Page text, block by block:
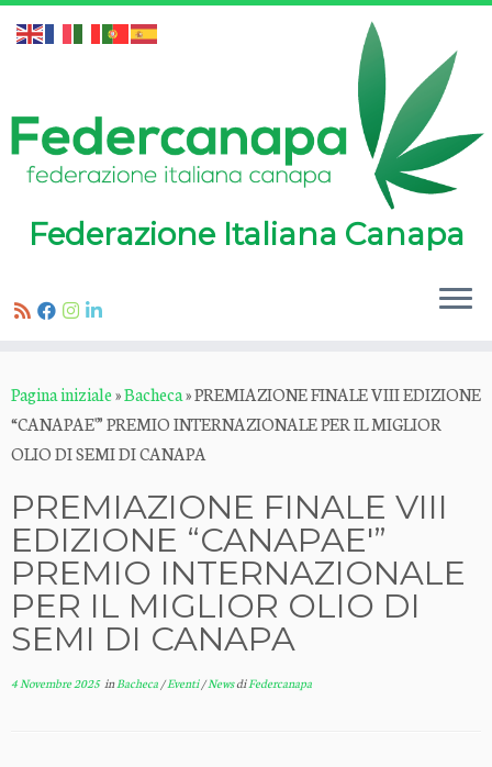
al
contenuto
Federazione Italiana Canapa
Pagina iniziale»Bacheca»PREMIAZIONE FINALE VIII EDIZIONE
“CANAPAE'” PREMIO INTERNAZIONALE PER IL MIGLIOR
OLIO DI SEMI DI CANAPA
PREMIAZIONE FINALE VIII
EDIZIONE “CANAPAE'”
PREMIO INTERNAZIONALE
PER IL MIGLIOR OLIO DI
SEMI DI CANAPA
4 Novembre 2025inBacheca /Eventi/NewsdiFedercanapa